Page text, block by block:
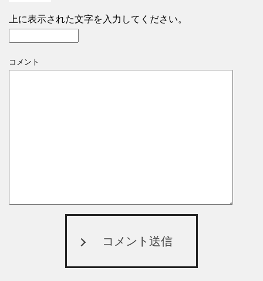
上に表示された文字を入力してください。
コメント
コメント送信